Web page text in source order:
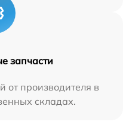
запчасти
от производителя в
складах.